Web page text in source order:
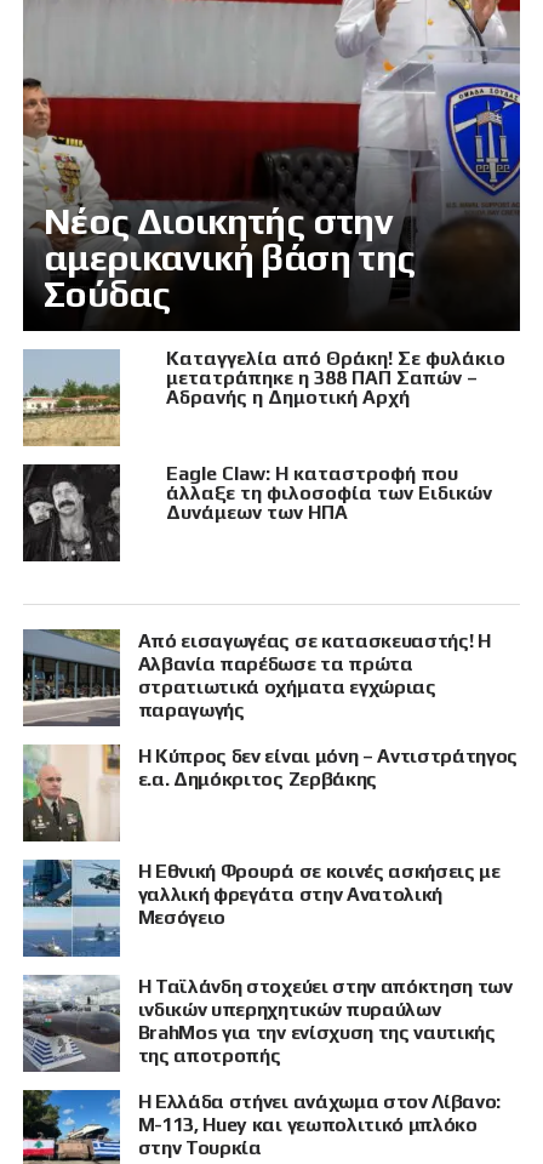
Νέος Διοικητής στην
αμερικανική βάση της
Σούδας
Καταγγελία από Θράκη! Σε φυλάκιο
μετατράπηκε η 388 ΠΑΠ Σαπών –
Αδρανής η Δημοτική Αρχή
Eagle Claw: Η καταστροφή που
άλλαξε τη φιλοσοφία των Ειδικών
Δυνάμεων των ΗΠΑ
Από εισαγωγέας σε κατασκευαστής! Η
Αλβανία παρέδωσε τα πρώτα
στρατιωτικά οχήματα εγχώριας
παραγωγής
Η Κύπρος δεν είναι μόνη – Αντιστράτηγος
ε.α. Δημόκριτος Ζερβάκης
Η Εθνική Φρουρά σε κοινές ασκήσεις με
γαλλική φρεγάτα στην Ανατολική
Μεσόγειο
Η Ταϊλάνδη στοχεύει στην απόκτηση των
ινδικών υπερηχητικών πυραύλων
BrahMos για την ενίσχυση της ναυτικής
της αποτροπής
Η Ελλάδα στήνει ανάχωμα στον Λίβανο:
M-113, Huey και γεωπολιτικό μπλόκο
στην Τουρκία